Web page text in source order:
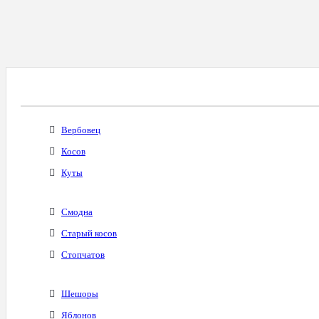
Вербовец
Косов
Куты
Смодна
Старый косов
Стопчатов
Шешоры
Яблонов